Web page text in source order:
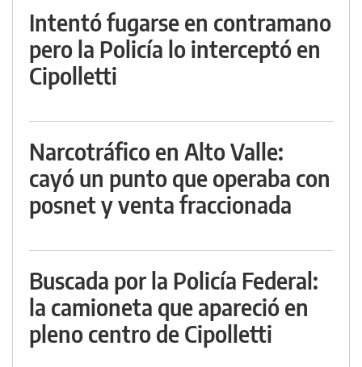
Intentó fugarse en contramano
pero la Policía lo interceptó en
Cipolletti
Narcotráfico en Alto Valle:
cayó un punto que operaba con
posnet y venta fraccionada
Buscada por la Policía Federal:
la camioneta que apareció en
pleno centro de Cipolletti